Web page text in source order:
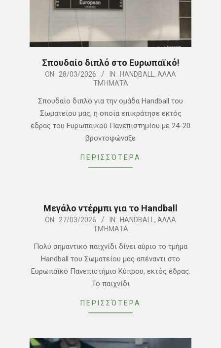
Σπουδαίο διπλό στο Ευρωπαϊκό!
2026-ON: 28/03/2026 IN: HANDBALL , ΆΛΛΑ
ΤΜΉΜΑΤΑ
Σπουδαίο διπλό για την ομάδα Handball του
Σωματείου μας, η οποία επικράτησε εκτός
έδρας του Ευρωπαϊκού Πανεπιστημίου με 24-20
βροντοφώναξε
ΠΕΡΙΣΣΌΤΕΡΑ
Μεγάλο ντέρμπι για το Handball
2026-
27
ON: 27/03/2026 IN: HANDBALL , ΆΛΛΑ
ΤΜΉΜΑΤΑ
Πολύ σημαντικό παιχνίδι δίνει αύριο το τμήμα
Handball του Σωματείου μας απέναντι στο
Ευρωπαϊκό Πανεπιστήμιο Κύπρου, εκτός έδρας.
Το παιχνίδι
ΠΕΡΙΣΣΌΤΕΡΑ